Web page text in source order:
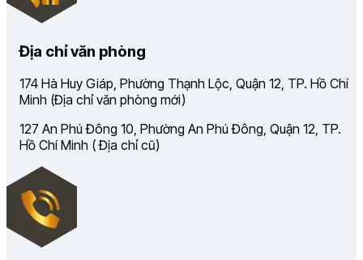
Địa chỉ văn phòng
174 Hà Huy Giáp, Phường Thạnh Lộc, Quận 12, TP. Hồ Chí
Minh (Địa chỉ văn phòng mới)
127 An Phú Đông 10, Phường An Phú Đông, Quận 12, TP.
Hồ Chí Minh ( Địa chỉ cũ)